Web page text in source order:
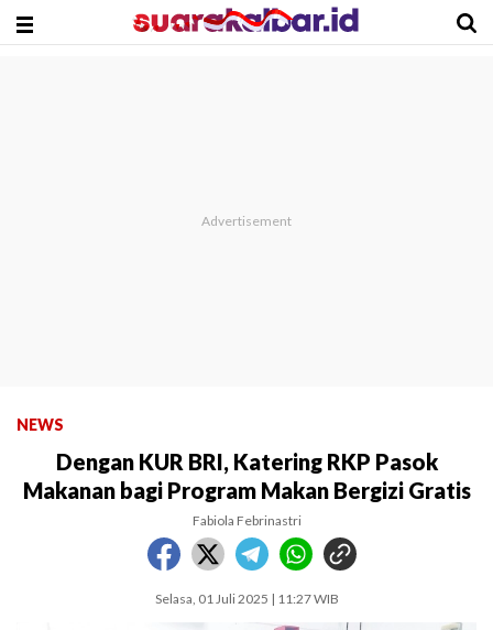
NEWS
Dengan KUR BRI, Katering RKP Pasok
Makanan bagi Program Makan Bergizi Gratis
Fabiola Febrinastri
Selasa, 01 Juli 2025 | 11:27 WIB